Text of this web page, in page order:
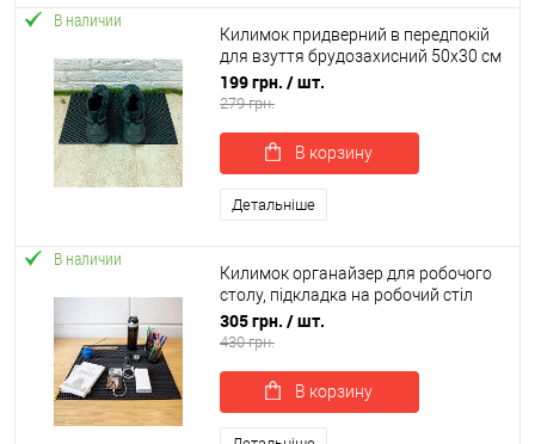
В наличии
Килимок придверний в передпокій
для взуття брудозахисний 50х30 см
OSPORT EVA (R-00020)
199 грн. / шт.
279 грн.
В корзину
Детальніше
В наличии
Килимок органайзер для робочого
столу, підкладка на робочий стіл
60х50 см OSPORT (R-00061)
305 грн. / шт.
430 грн.
В корзину